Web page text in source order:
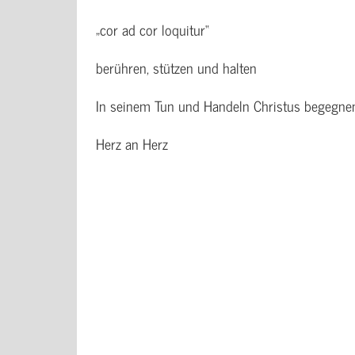
„cor ad cor loquitur“
berühren, stützen und halten
In seinem Tun und Handeln Christus
Herz an Herz